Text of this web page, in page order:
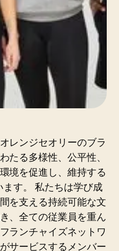
レンジセオリーのブラ
たる多様性、公平性、
境を促進し、維持する
す。 私たちは学び成
を支える持続可能な文
、全ての従業員を重ん
ランチャイズネットワ
サービスするメンバー